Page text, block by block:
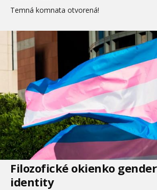
Temná komnata otvorená!
Filozofické okienko gender
identity